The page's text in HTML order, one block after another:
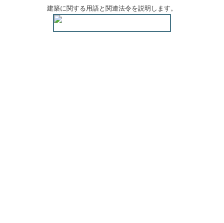
建築に関する用語と関連法令を説明します。